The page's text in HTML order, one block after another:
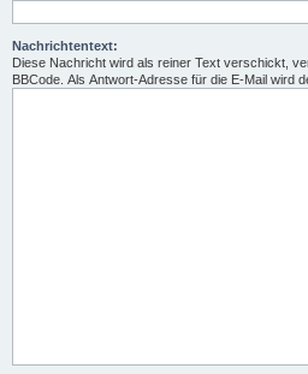
Nachrichtentext:
Diese Nachricht wird als reiner Text verschickt,
BBCode. Als Antwort-Adresse für die E-Mail wird